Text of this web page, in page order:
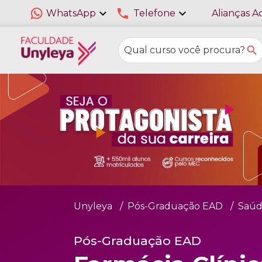
WhatsApp expand_more phone Telefone expand_more Alianças
Unyleya Pós-Graduação EAD
Pós-Graduação EAD